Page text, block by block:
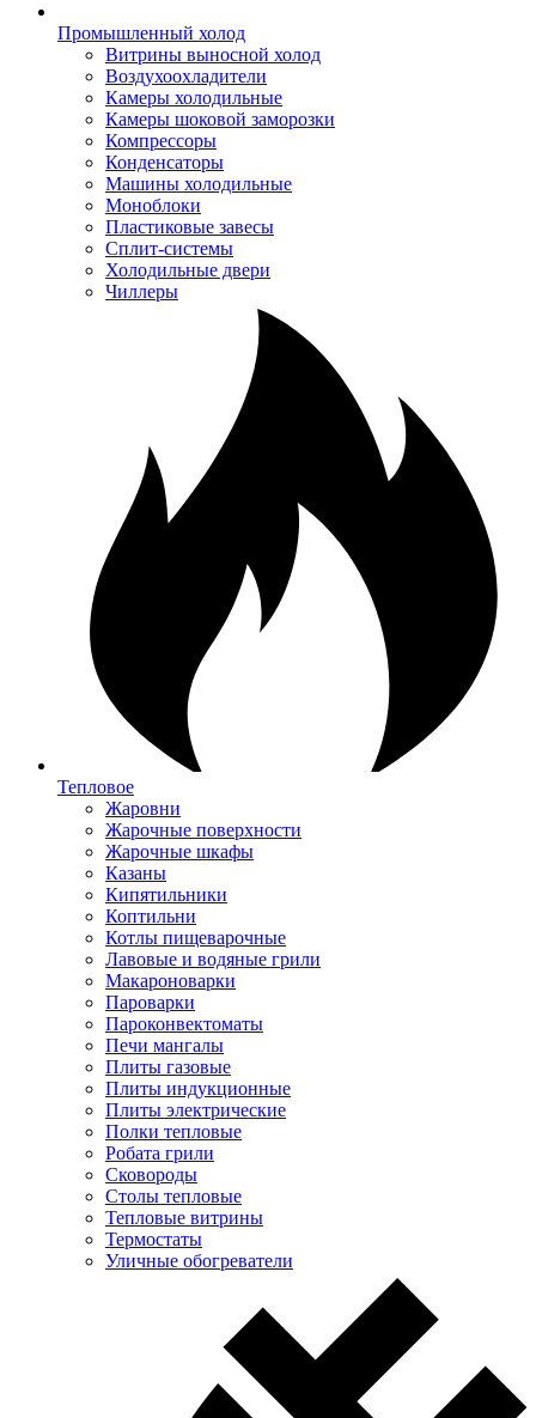
Промышленный холод
Витрины выносной холод
Воздухоохладители
Камеры холодильные
Камеры шоковой заморозки
Компрессоры
Конденсаторы
Машины холодильные
Моноблоки
Пластиковые завесы
Сплит-системы
Холодильные двери
Чиллеры
Тепловое
Жаровни
Жарочные поверхности
Жарочные шкафы
Казаны
Кипятильники
Коптильни
Котлы пищеварочные
Лавовые и водяные грили
Макароноварки
Пароварки
Пароконвектоматы
Печи мангалы
Плиты газовые
Плиты индукционные
Плиты электрические
Полки тепловые
Робата грили
Сковороды
Столы тепловые
Тепловые витрины
Термостаты
Уличные обогреватели